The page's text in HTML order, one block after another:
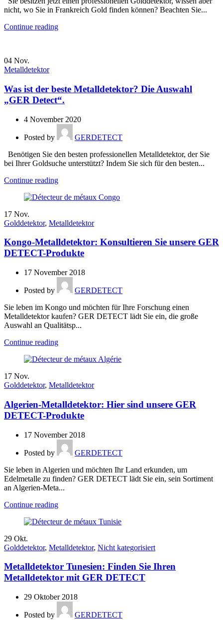
nicht, wo Sie in Frankreich Gold finden können? Beachten Sie...
Continue reading
04 Nov.
Metalldetektor
Was ist der beste Metalldetektor? Die Auswahl
„GER Detect“.
4 November 2020
Posted by
GERDETECT
Benötigen Sie den besten professionellen Metalldetektor, der Sie
bei Ihrer Goldsuche unterstützt? Indem Sie sich für den besten...
Continue reading
17 Nov.
Golddetektor, Metalldetektor
Kongo-Metalldetektor: Konsultieren Sie unsere GER
DETECT-Produkte
17 November 2018
Posted by
GERDETECT
Sie leben im Kongo und möchten für Ihre Forschung einen
Metalldetektor kaufen? GER DETECT lädt Sie ein, die große
Auswahl an Qualitätsp...
Continue reading
17 Nov.
Golddetektor, Metalldetektor
Algerien-Metalldetektor: Hier sind unsere GER
DETECT-Produkte
17 November 2018
Posted by
GERDETECT
Sie leben in Algerien und möchten Ihr Land erkunden, um
Edelmetalle zu finden? GER DETECT lädt Sie ein, sein Sortiment
an Algerien-Meta...
Continue reading
29 Okt.
Golddetektor, Metalldetektor, Nicht kategorisiert
Metalldetektor Tunesien: Finden Sie Ihren
Metalldetektor mit GER DETECT
29 Oktober 2018
Posted by
GERDETECT